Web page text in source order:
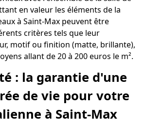
en valeur les éléments de la
à Saint-Max peuvent être
critères tels que leur
motif ou finition (matte, brillante),
allant de 20 à 200 euros le m².
: la garantie d'une
de vie pour votre
à Saint-Max